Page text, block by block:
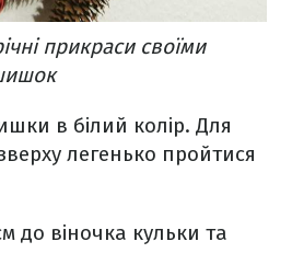
прикраси своїми
в білий колір. Для
легенько пройтися
до віночка кульки та